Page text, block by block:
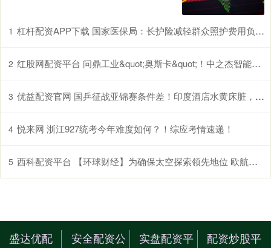
1 杠杆配资APP下载 国家医保局：长护险减轻群众照护费用负担超千亿元
2 红股网配资平台 问鼎工业&quot;奥斯卡&quot;！中之杰智能斩获工博会大奖
3 优益配资官网 国乒征战亚锦赛条件差！印度酒店水黄床脏，比赛场馆现蛙跳鸟粪
4 悦来网 浙江927统考今年难度如何？！综应考情速递！
5 西科配资平台 【环球财经】为确保太空探索领先地位 欧航局获批史上最高预算
盛达优配
安全配资公
实盘配资平
配资炒股平